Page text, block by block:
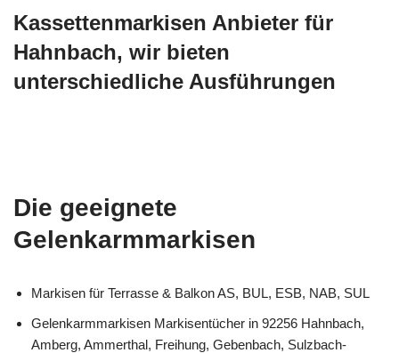
Kassettenmarkisen Anbieter für
Hahnbach, wir bieten
unterschiedliche Ausführungen
Die geeignete
Gelenkarmmarkisen
Markisen für Terrasse & Balkon AS, BUL, ESB, NAB, SUL
Gelenkarmmarkisen Markisentücher in 92256 Hahnbach,
Amberg, Ammerthal, Freihung, Gebenbach, Sulzbach-